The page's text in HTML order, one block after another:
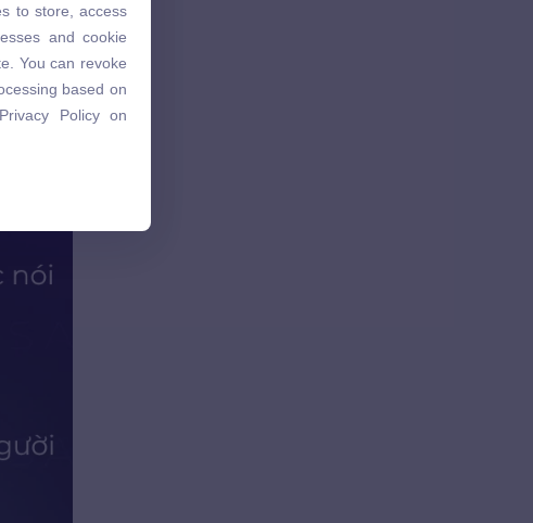
and cookie
You can revoke
based on
Policy on
to store, access
and cookie
You can revoke
based on
Policy on